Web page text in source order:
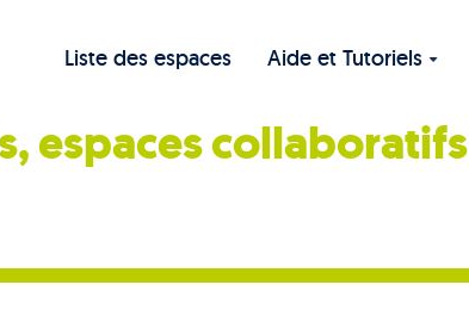
Liste des espaces Aide et Tutoriels
espaces collaboratifs